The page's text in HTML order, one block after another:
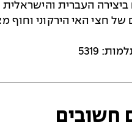
העברית והישראלית
חצי האי הירקוני וחוף
5319
חשובים